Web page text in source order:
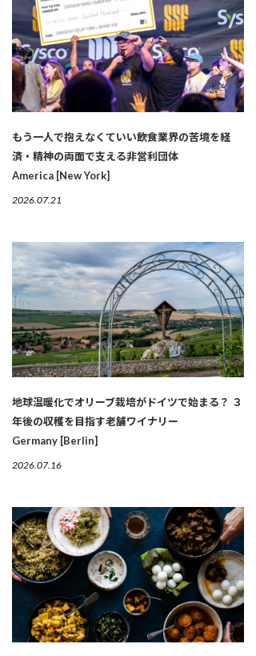
もう一人で抱えなくていい――飲食業界の苦境を経
済・精神の両面で支える非営利団体
America [New York]
2026.07.21
地球温暖化でオリーブ栽培がドイツで始まる？ ３
年後の収穫を目指す老舗ワイナリー
Germany [Berlin]
2026.07.16